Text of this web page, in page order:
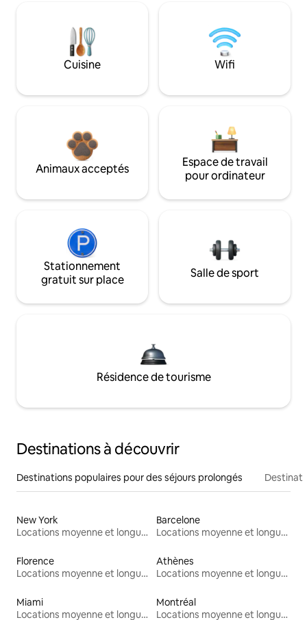
Cuisine Wifi
Animaux acceptés
Espace de travail
pour ordinateur
Stationnement
gratuit sur place
Salle de sport
Résidence de tourisme
Destinations à découvrir
Destinations populaires pour des séjours prolongés
New York
Locations moyenne et longue durée
Barcelone
Locations moyenne et longue durée
Florence
Locations moyenne et longue durée
Athènes
Locations moyenne et longue durée
Miami
Locations moyenne et longue durée
Montréal
Locations moyenne et longue durée